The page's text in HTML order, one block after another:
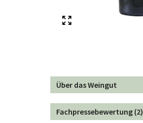
Über das Weingut
Fachpressebewertung (2)